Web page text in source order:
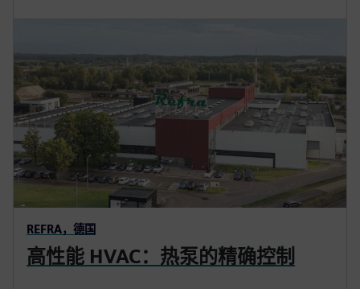
REFRA，德国
高性能 HVAC：热泵的精确控制